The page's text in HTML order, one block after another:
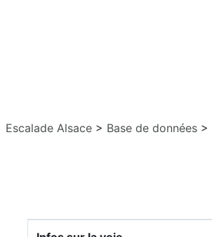
Escalade Alsace > Base de données >